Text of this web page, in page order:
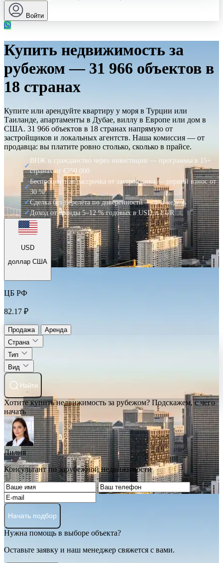
Войти
Купить недвижимость за
рубежом — 31 966 объектов в
18 странах
Купите или арендуйте квартиру у моря в Турции или
Таиланде, апартаменты в Дубае, виллу в Европе или дом в
США. 31 966 объектов в 18 странах напрямую от
застройщиков и локальных агентств. Наша комиссия — от
продавца: вы платите ровно столько, сколько в прайсе.
✓
ВНЖ и гражданство через инвестиции — программы в 15+
странах от €250 000
✓
Беспроцентная рассрочка от застройщика — первый взнос от
30 %
✓Сделка без перелёта по доверенности — 4–8 недель
✓Доход от аренды 5–12 % годовых в USD и EUR
USD
доллар США
ЦБ РФ
82.17 ₽
Продажа
Аренда
Страна
Тип
Вид
Найти
Хотите купить недвижимость за рубежом? Подскажем, с чего
начать
Лилия
Консультант по зарубежной недвижимости
Начать подбор
Нужна помощь в выборе объекта?
Оставьте заявку и наш менеджер свяжется с вами.